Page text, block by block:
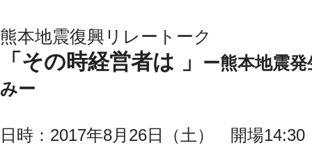
熊本地震復興リレートーク
「その時経営者は 」
ー熊本地震
みー
日時：2017年8月26日（土） 開場